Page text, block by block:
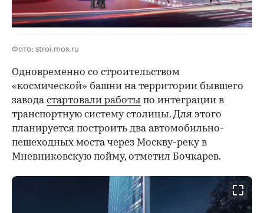
Фото: stroi.mos.ru
Одновременно со строительством
«космической» башни на территории бывшего
заводастартовали работы по интеграции в
транспортную систему столицы. Для этого
планируется построить два автомобильно-
пешеходных моста через Москву-реку в
Мневниковскую пойму, отметил Бочкарев.